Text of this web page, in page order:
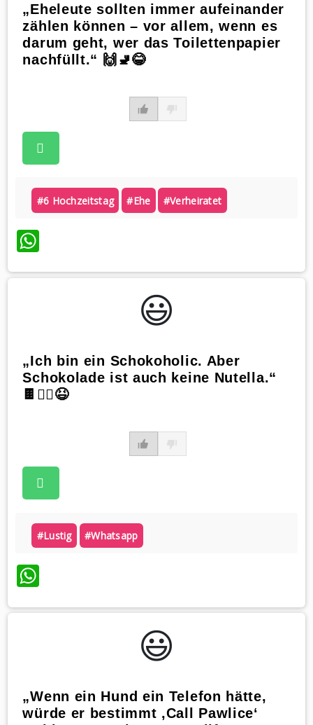
„Eheleute sollten immer aufeinander
zählen können – vor allem, wenn es
darum geht, wer das Toilettenpapier
nachfüllt.“ 🙌🚽😂
#6 Hochzeitstag #ehe #verheiratet
WhatsApp
😃️
„Ich bin ein Schokoholic. Aber
Schokolade ist auch keine Nutella.“
🍫🤷‍♀️😆
#lustig #whatsapp
WhatsApp
😃️
„Wenn ein Hund ein Telefon hätte,
würde er bestimmt ‚Call Pawlice‘